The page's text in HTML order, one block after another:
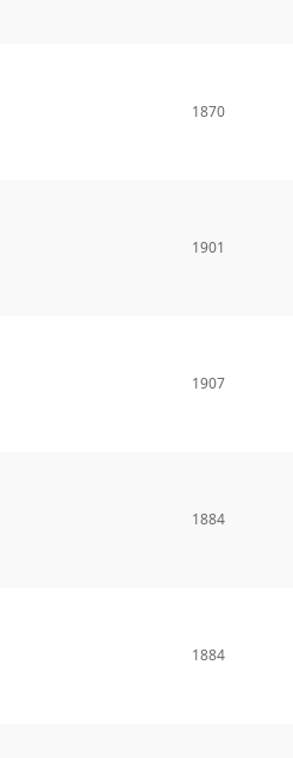
1870
1901
1907
1884
1884